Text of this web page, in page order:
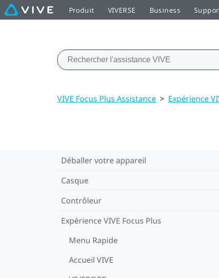
Produit VIVERSE Business
VIVE Focus Plus Assistance > Expérience
Déballer votre appareil
Casque
Contrôleur
Expérience VIVE Focus Plus
Menu Rapide
Accueil VIVE